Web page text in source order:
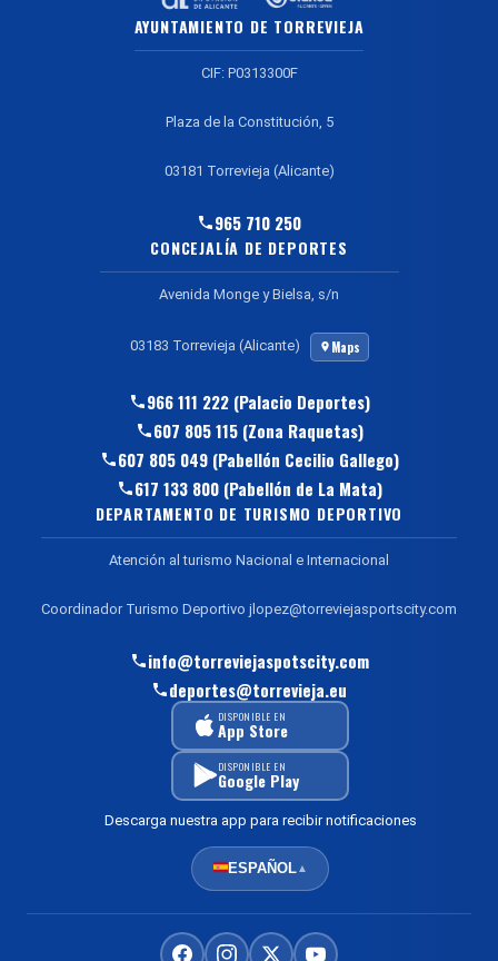
AYUNTAMIENTO DE TORREVIEJA
CIF: P0313300F
Plaza de la Constitución, 5
03181 Torrevieja (Alicante)
965 710 250
CONCEJALÍA DE DEPORTES
Avenida Monge y Bielsa, s/n
03183 Torrevieja (Alicante) Maps
966 111 222 (Palacio Deportes)
607 805 115 (Zona Raquetas)
607 805 049 (Pabellón Cecilio Gallego)
617 133 800 (Pabellón de La Mata)
DEPARTAMENTO DE TURISMO DEPORTIVO
Atención al turismo Nacional e Internacional
Coordinador Turismo Deportivo jlopez@torreviejasportscity.com
info@torreviejaspotscity.com
deportes@torrevieja.eu
DISPONIBLE EN
App Store
DISPONIBLE EN
Google Play
Descarga nuestra app para recibir notificaciones
ESPAÑOL▲